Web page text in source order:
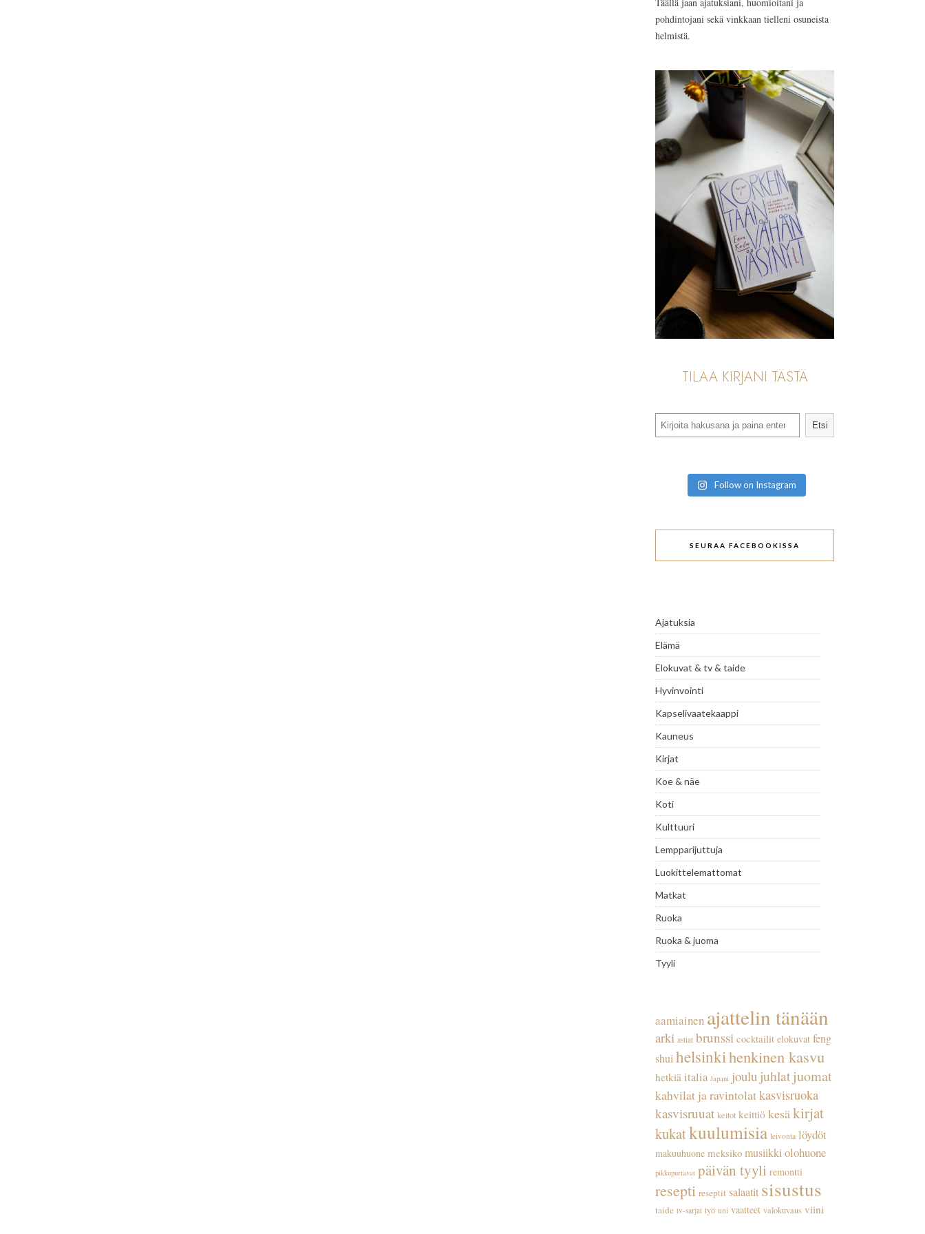
pohdintojani sekä vinkkaan tielleni osuneista
helmistä.
TILAA KIRJANI TÄSTÄ
Etsi
Follow on Instagram
SEURAA FACEBOOKISSA
Ajatuksia
Elämä
Elokuvat & tv & taide
Hyvinvointi
Kapselivaatekaappi
Kauneus
Kirjat
Koe & näe
Koti
Kulttuuri
Lempparijuttuja
Luokittelemattomat
Matkat
Ruoka
Ruoka & juoma
Tyyli
aamiainen ajattelin tänään
arki astiat brunssi cocktailit elokuvat feng
shuihelsinkihenkinen kasvu
hetkiä italia Japani joulu juhlatjuomat
kahvilat ja ravintolatkasvisruoka
kasvisruuat keitot keittiö kesä kirjat
kukatkuulumisia leivonta löydöt
makuuhuone meksiko musiikkiolohuone
pikkupurtavat päivän tyyli remontti
resepti reseptit salaatit sisustus
taide tv-sarjat työ uni vaatteet valokuvaus viini